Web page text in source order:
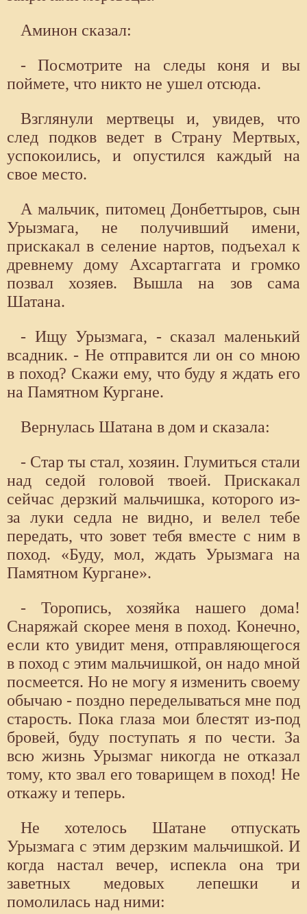
Аминон сказал:
- Посмотрите на следы коня и вы
поймете, что никто не ушел отсюда.
Взглянули мертвецы и, увидев, что
след подков ведет в Страну Мертвых,
успокоились, и опустился каждый на
свое место.
А мальчик, питомец Донбеттыров, сын
Урызмага, не получивший имени,
прискакал в селение нартов, подъехал к
древнему дому Ахсартаггата и громко
позвал хозяев. Вышла на зов сама
Шатана.
- Ищу Урызмага, - сказал маленький
всадник. - Не отправится ли он со мною
в поход? Скажи ему, что буду я ждать его
на Памятном Кургане.
Вернулась Шатана в дом и сказала:
- Стар ты стал, хозяин. Глумиться стали
над седой головой твоей. Прискакал
сейчас дерзкий мальчишка, которого из-
за луки седла не видно, и велел тебе
передать, что зовет тебя вместе с ним в
поход. «Буду, мол, ждать Урызмага на
Памятном Кургане».
- Торопись, хозяйка нашего дома!
Снаряжай скорее меня в поход. Конечно,
если кто увидит меня, отправляющегося
в поход с этим мальчишкой, он надо мной
посмеется. Но не могу я изменить своему
обычаю - поздно переделываться мне под
старость. Пока глаза мои блестят из-под
бровей, буду поступать я по чести. За
всю жизнь Урызмаг никогда не отказал
тому, кто звал его товарищем в поход! Не
откажу и теперь.
Не хотелось Шатане отпускать
Урызмага с этим дерзким мальчишкой. И
когда настал вечер, испекла она три
заветных медовых лепешки и
помолилась над ними: